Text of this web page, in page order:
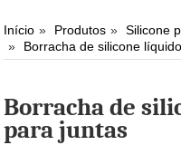
Início Produtos
Silicone
Borracha de silicone
Borracha de
para juntas